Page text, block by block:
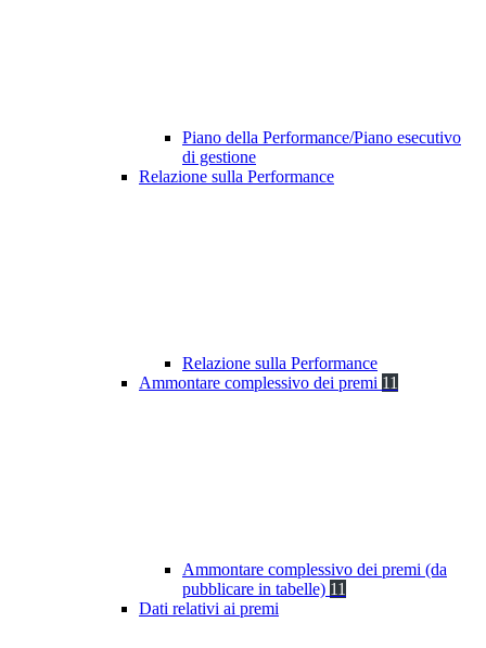
Piano della Performance/Piano esecutivo
di gestione
Relazione sulla Performance
Relazione sulla Performance
Ammontare complessivo dei premi 11
Ammontare complessivo dei premi (da
pubblicare in tabelle) 11
Dati relativi ai premi